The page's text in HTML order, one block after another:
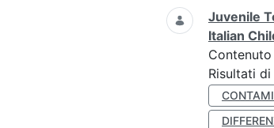
Juvenile
Italian
Contenuto
Risultati